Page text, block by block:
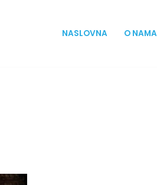
NASLOVNA O NAMA